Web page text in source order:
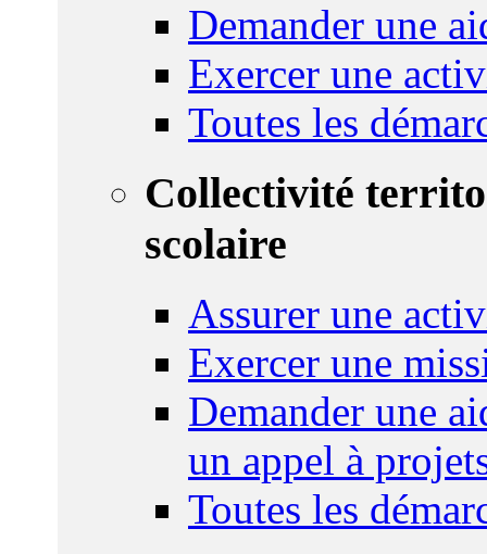
Demander une
Exercer une
Toutes les
Collectivité
scolaire
Assurer une
Exercer une
Demander une
un appel à
Toutes les